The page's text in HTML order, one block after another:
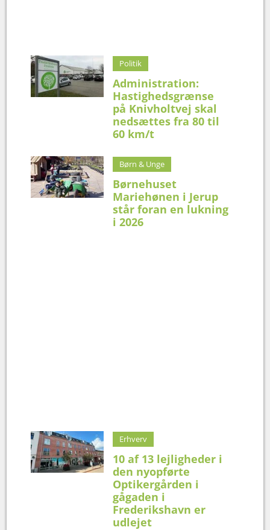
Politik
Administration:
Hastighedsgrænse
på Knivholtvej skal
nedsættes fra 80 til
60 km/t
Børn & Unge
Børnehuset
Mariehønen i Jerup
står foran en lukning
i 2026
Erhverv
10 af 13 lejligheder i
den nyopførte
Optikergården i
gågaden i
Frederikshavn er
udlejet